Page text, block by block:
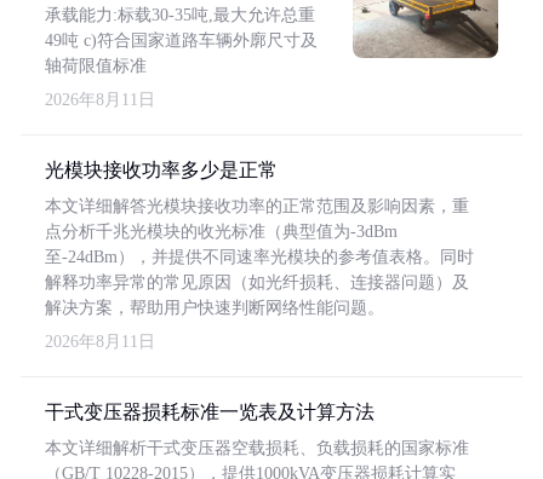
承载能力:标载30-35吨,最大允许总重
49吨 c)符合国家道路车辆外廓尺寸及
轴荷限值标准
2026年8月11日
光模块接收功率多少是正常
本文详细解答光模块接收功率的正常范围及影响因素，重
点分析千兆光模块的收光标准（典型值为-3dBm
至-24dBm），并提供不同速率光模块的参考值表格。同时
解释功率异常的常见原因（如光纤损耗、连接器问题）及
解决方案，帮助用户快速判断网络性能问题。
2026年8月11日
干式变压器损耗标准一览表及计算方法
本文详细解析干式变压器空载损耗、负载损耗的国家标准
（GB/T 10228-2015），提供1000kVA变压器损耗计算实